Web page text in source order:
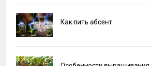
Как пить абсент